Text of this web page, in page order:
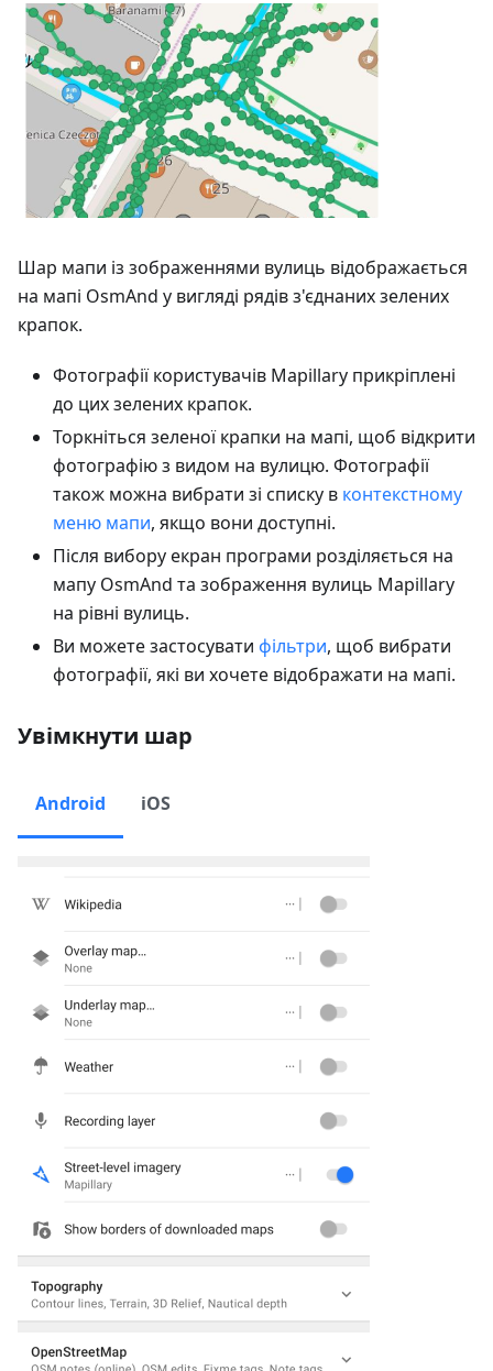
Шар мапи із зображеннями вулиць відображається
на мапі OsmAnd у вигляді рядів з'єднаних зелених
крапок.
Фотографії користувачів Mapillary прикріплені
до цих зелених крапок.
Торкніться зеленої крапки на мапі, щоб відкрити
фотографію з видом на вулицю. Фотографії
також можна вибрати зі списку в контекстному
меню мапи, якщо вони доступні.
Після вибору екран програми розділяється на
мапу OsmAnd та зображення вулиць Mapillary
на рівні вулиць.
Ви можете застосувати фільтри, щоб вибрати
фотографії, які ви хочете відображати на мапі.
Увімкнути шар
Android iOS